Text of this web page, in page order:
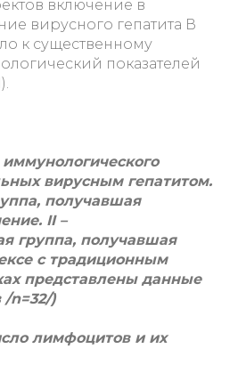
включение в
вирусного гепатита В
к существенному
показателей
вирусным гепатитом.
получавшая
II –
группа, получавшая
с традиционным
представлены данные
/n=32/)
лимфоцитов и их